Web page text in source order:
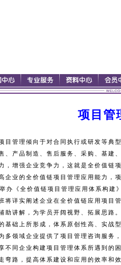
项目管
管理倾向于对合同执行或研发等典型
、产品制造、售后服务、采购、基
，增强企业竞争力，这就是全价值链
业的全价值链项目管理应用能力，
办《全价值链项目管理应用体系构建
详实阐述企业在全价值链应用项目管
助讲解，为学员开阔视野、拓展思路
基础上所形成，体系原创性高、实战
领域企业提供了项目管理咨询服务，
不同企业构建项目管理体系所遇到的
弯路，提高体系建设和应用的效率和